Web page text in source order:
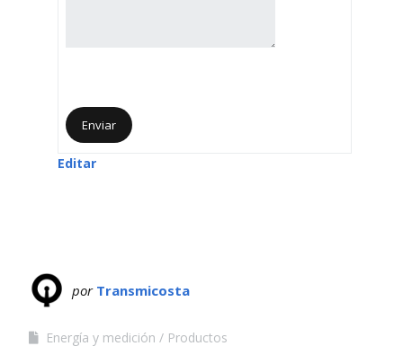
Editar
por Transmicosta
Energía y medición
Productos